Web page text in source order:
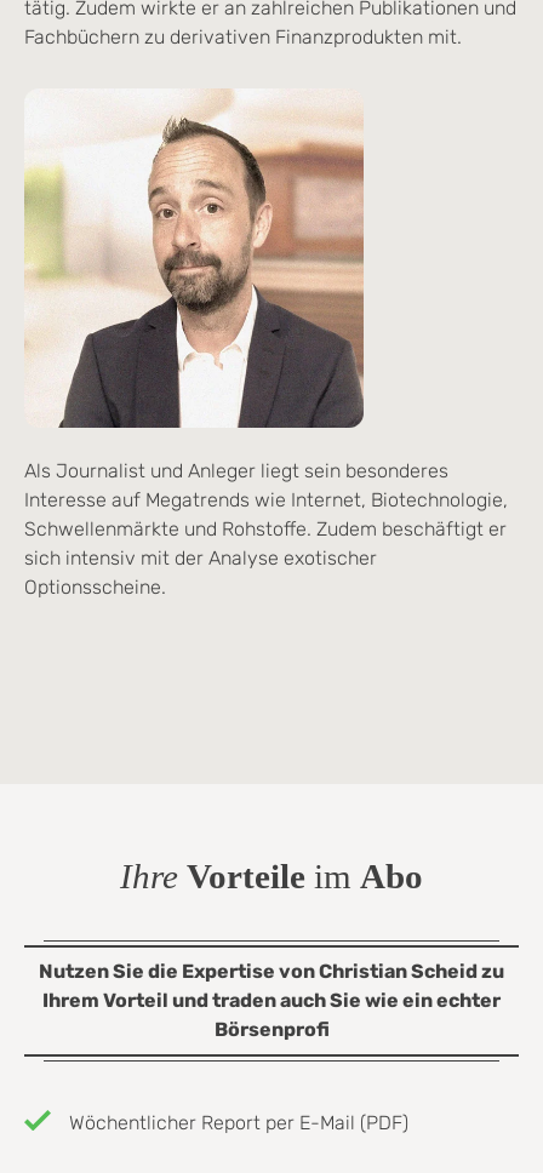
tätig. Zudem wirkte er an zahlreichen Publikationen und
Fachbüchern zu derivativen Finanzprodukten mit.
Als Journalist und Anleger liegt sein besonderes
Interesse auf Megatrends wie Internet, Biotechnologie,
Schwellenmärkte und Rohstoffe. Zudem beschäftigt er
sich intensiv mit der Analyse exotischer
Optionsscheine.
Ihre Vorteile im Abo
Nutzen Sie die Expertise von Christian Scheid zu
Ihrem Vorteil und traden auch Sie wie ein echter
Börsenprofi
Wöchentlicher Report per E-Mail (PDF)